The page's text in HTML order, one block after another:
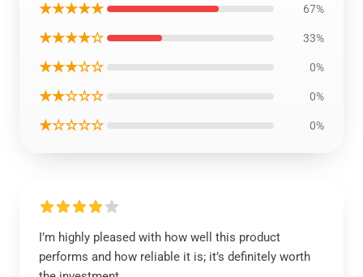
★★★★★ 67%
★★★★☆ 33%
★★★☆☆ 0%
★★☆☆☆ 0%
★☆☆☆☆ 0%
I’m highly pleased with how well this product
performs and how reliable it is; it’s definitely worth